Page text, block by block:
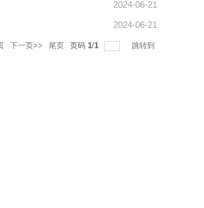
2024-06-21
2024-06-21
下一页>> 尾页 页码 1/1 跳转到